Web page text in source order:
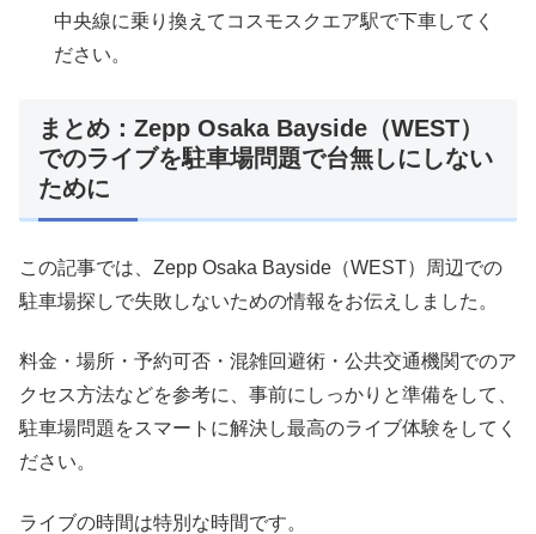
中央線に乗り換えてコスモスクエア駅で下車してく
ださい。
まとめ：Zepp Osaka Bayside（WEST）
でのライブを駐車場問題で台無しにしない
ために
この記事では、Zepp Osaka Bayside（WEST）周辺での
駐車場探しで失敗しないための情報をお伝えしました。
料金・場所・予約可否・混雑回避術・公共交通機関でのア
クセス方法などを参考に、事前にしっかりと準備をして、
駐車場問題をスマートに解決し最高のライブ体験をしてく
ださい。
ライブの時間は特別な時間です。